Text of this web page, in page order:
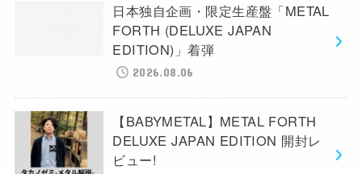
日本独自企画・限定生産盤「METAL
FORTH (DELUXE JAPAN
EDITION)」着弾
2026.08.06
【BABYMETAL】METAL FORTH
DELUXE JAPAN EDITION 開封レ
ビュー!